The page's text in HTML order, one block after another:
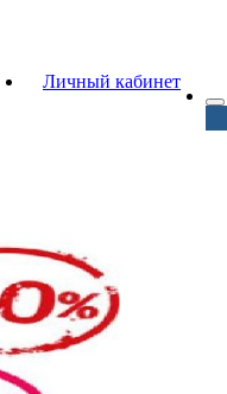
Личный кабинет